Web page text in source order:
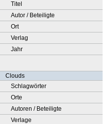
Titel
Autor / Beteiligte
Ort
Verlag
Jahr
Clouds
Schlagwörter
Orte
Autoren / Beteiligte
Verlage